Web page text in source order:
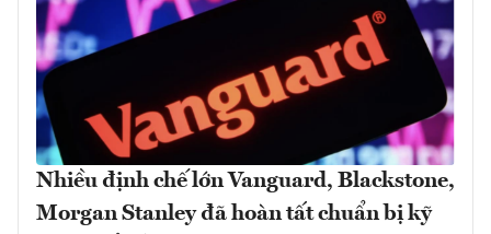
Nhiều định chế lớn Vanguard, Blackstone,
Morgan Stanley đã hoàn tất chuẩn bị kỹ